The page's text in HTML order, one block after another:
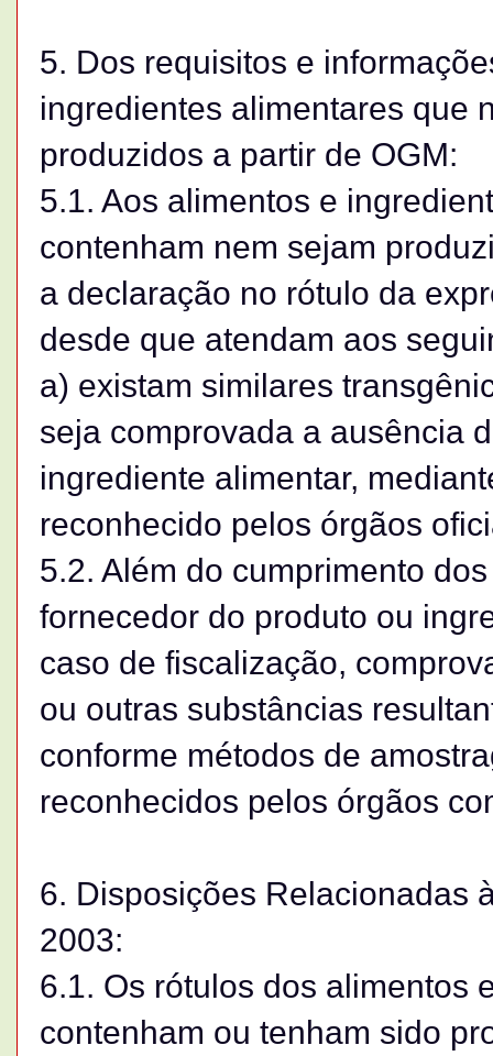
5. Dos requisitos e
ingredientes alimentares que
produzidos a partir de OGM:
5.1. Aos alimentos e
contenham nem sejam
a declaração no rótulo da
desde que atendam aos
a) existam similares
seja comprovada a ausência
ingrediente alimentar,
reconhecido pelos órgãos
5.2. Além do cumprimento
fornecedor do produto ou
caso de fiscalização,
ou outras substâncias
conforme métodos de
reconhecidos pelos órgãos
6. Disposições Relacionadas
2003:
6.1. Os rótulos dos alimentos
contenham ou tenham sido